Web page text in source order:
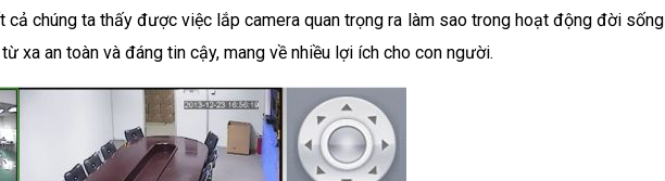
chúng ta thấy được việc lắp camera quan trọng ra làm sao trong hoạt động đời sống
xa an toàn và đáng tin cậy, mang về nhiều lợi ích cho con người.